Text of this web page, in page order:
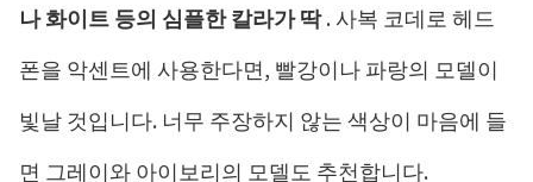
나 화이트 등의 심플한 칼라가 딱. 사복 코데로 헤드
폰을 악센트에 사용한다면, 빨강이나 파랑의 모델이
빛날 것입니다. 너무 주장하지 않는 색상이 마음에 들
면 그레이와 아이보리의 모델도 추천합니다.